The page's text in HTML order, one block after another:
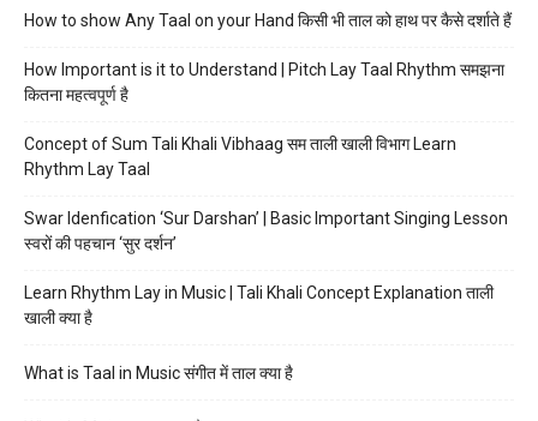
How to show Any Taal on your Hand किसी भी ताल को हाथ पर कैसे दर्शाते हैं
How Important is it to Understand | Pitch Lay Taal Rhythm समझना
कितना महत्वपूर्ण है
Concept of Sum Tali Khali Vibhaag सम ताली खाली विभाग Learn
Rhythm Lay Taal
Swar Idenfication ‘Sur Darshan’ | Basic Important Singing Lesson
स्वरों की पहचान ‘सुर दर्शन’
Learn Rhythm Lay in Music | Tali Khali Concept Explanation ताली
खाली क्या है
What is Taal in Music संगीत में ताल क्या है